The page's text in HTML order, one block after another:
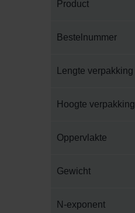
Product
Bestelnummer
Lengte verpakking
Hoogte verpakking
Oppervlakte
Gewicht
N-exponent